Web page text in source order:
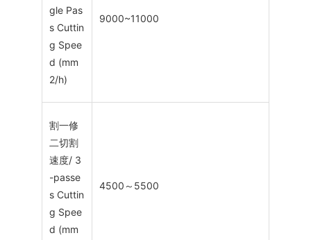
gle Pas
s Cuttin
g Spee
d (mm
2/h)
9000~11000
割一修
二切割
速度/ 3
-passe
s Cuttin
g Spee
d (mm
4500～5500